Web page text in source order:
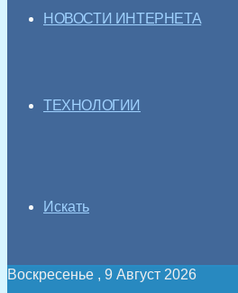
НОВОСТИ ИНТЕРНЕТА
ТЕХНОЛОГИИ
Искать
Воскресенье , 9 Август 2026